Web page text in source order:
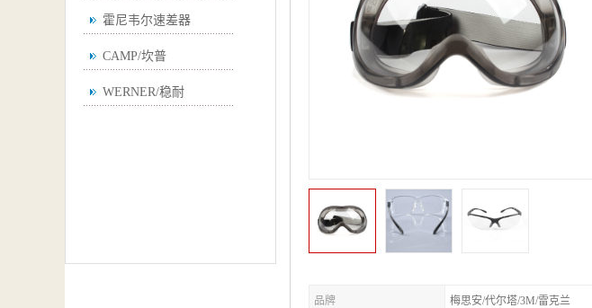
霍尼韦尔速差器
CAMP/坎普
WERNER/稳耐
品牌 梅思安/代尔塔/3M/雷克兰